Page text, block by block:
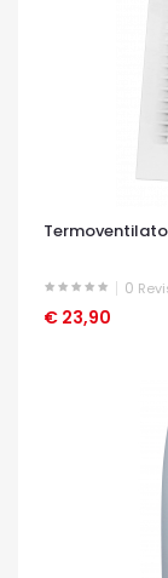
0
€ 23,90
OCCHIATA VELOCE